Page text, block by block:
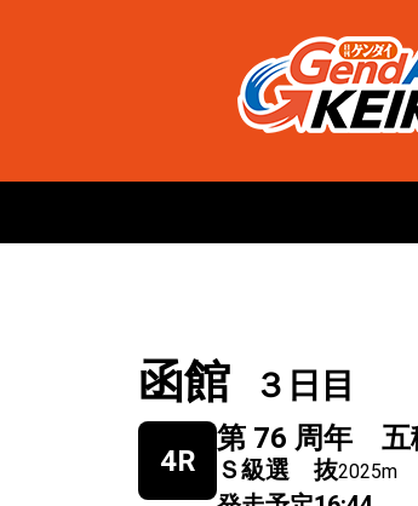
函館 ３日目
4R
第 76 周年 五
Ｓ級選 抜2025m